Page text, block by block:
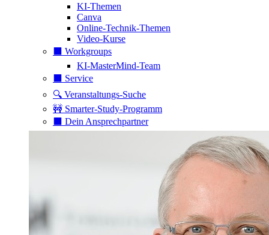
KI-Themen
Canva
Online-Technik-Themen
Video-Kurse
⬛️ Workgroups
KI-MasterMind-Team
⬛️ Service
🔍 Veranstaltungs-Suche
🚧 Smarter-Study-Programm
⬛️ Dein Ansprechpartner